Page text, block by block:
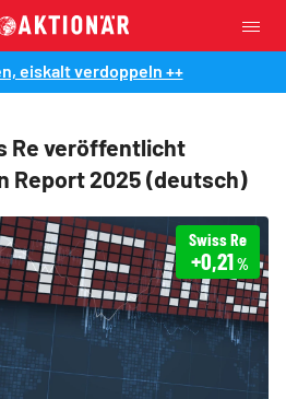
eiskalt verdoppeln ++
Re veröffentlicht
Report 2025 (deutsch)
Swiss Re
+0,21%